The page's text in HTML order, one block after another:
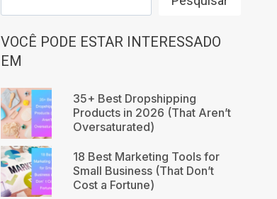
VOCÊ PODE ESTAR INTERESSADO
EM
35+ Best Dropshipping
Products in 2026 (That Aren’t
Oversaturated)
18 Best Marketing Tools for
Small Business (That Don’t
Cost a Fortune)